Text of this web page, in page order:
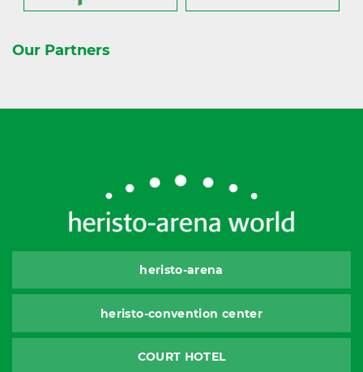
Our Partners
heristo-arena
heristo-convention center
COURT HOTEL